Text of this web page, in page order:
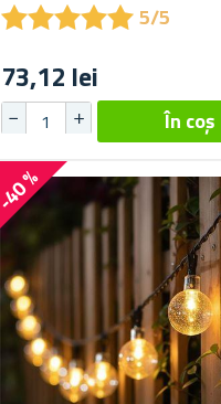
★★★★★
★★★★★5/5
73,12 lei
-40 %